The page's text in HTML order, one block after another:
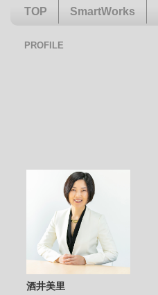
TOP SmartWorks
PROFILE
酒井美里